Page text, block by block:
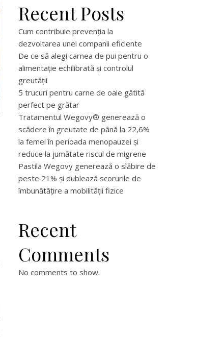
Recent Posts
Cum contribuie prevenția la
dezvoltarea unei companii eficiente
De ce să alegi carnea de pui pentru o
alimentație echilibrată și controlul
greutății
5 trucuri pentru carne de oaie gătită
perfect pe grătar
Tratamentul Wegovy® generează o
scădere în greutate de până la 22,6%
la femei în perioada menopauzei și
reduce la jumătate riscul de migrene
Pastila Wegovy generează o slăbire de
peste 21% și dublează scorurile de
îmbunătățire a mobilității fizice
Recent
Comments
No comments to show.